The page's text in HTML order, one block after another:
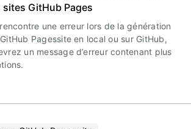
sites GitHub Pages
une erreur lors de la génération
Pagessite en local ou sur GitHub,
un message d’erreur contenant plus